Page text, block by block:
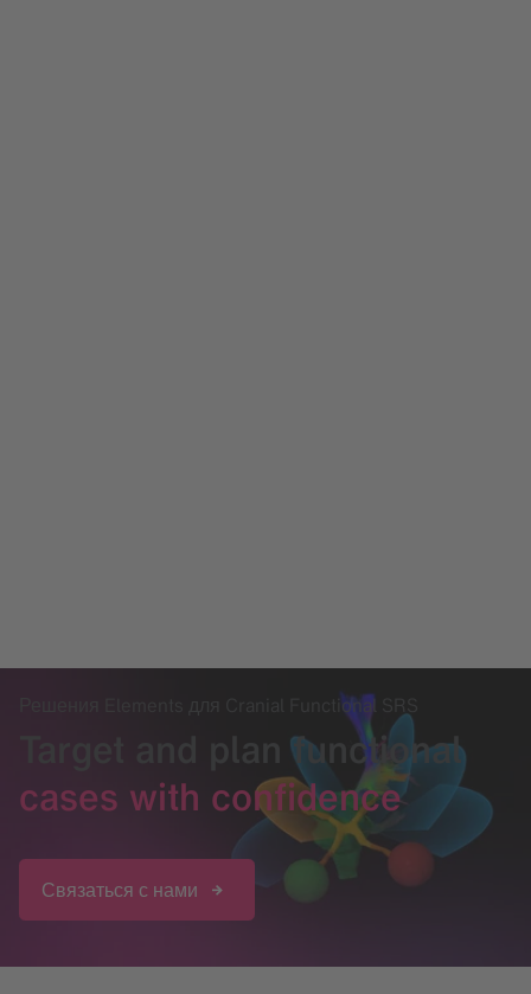
Решения Elements для Cranial Functional SRS
Target and plan functional
cases with confidence
Связаться с нами